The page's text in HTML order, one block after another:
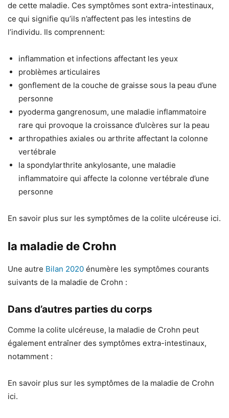
de cette maladie. Ces symptômes sont extra-intestinaux,
ce qui signifie qu’ils n’affectent pas les intestins de
l’individu. Ils comprennent:
inflammation et infections affectant les yeux
problèmes articulaires
gonflement de la couche de graisse sous la peau d’une
personne
pyoderma gangrenosum, une maladie inflammatoire
rare qui provoque la croissance d’ulcères sur la peau
arthropathies axiales ou arthrite affectant la colonne
vertébrale
la spondylarthrite ankylosante, une maladie
inflammatoire qui affecte la colonne vertébrale d’une
personne
En savoir plus sur les symptômes de la colite ulcéreuse ici.
la maladie de Crohn
Une autre Bilan 2020 énumère les symptômes courants
suivants de la maladie de Crohn :
Dans d’autres parties du corps
Comme la colite ulcéreuse, la maladie de Crohn peut
également entraîner des symptômes extra-intestinaux,
notamment :
En savoir plus sur les symptômes de la maladie de Crohn
ici.